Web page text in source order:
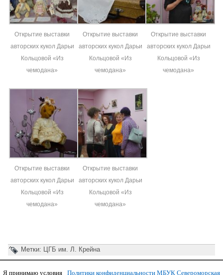
Открытие выставки
авторских кукол Дарьи
Кольцовой «Из
чемодана»
Открытие выставки
авторских кукол Дарьи
Кольцовой «Из
чемодана»
Открытие выставки
авторских кукол Дарьи
Кольцовой «Из
чемодана»
Открытие выставки
авторских кукол Дарьи
Кольцовой «Из
чемодана»
Открытие выставки
авторских кукол Дарьи
Кольцовой «Из
чемодана»
Метки: ЦГБ им. Л. Крейна
Я принимаю условия Политики конфиденциальности МБУК Североморская